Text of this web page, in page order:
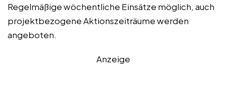
Regelmäßige wöchentliche Einsätze möglich, auch
projektbezogene Aktionszeiträume werden
angeboten.
Anzeige